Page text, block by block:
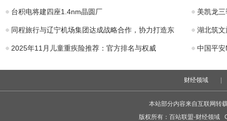
台积电将建四座1.4nm晶圆厂 美凯龙
同程旅行与辽宁机场集团达成战略合作，协力打造东 湖北筑文
2025年11月儿童重疾险推荐：官方排名与权威 中国平
财经领域
本站部分内容来自互联网转
版权所有： 百站联盟-财经领域